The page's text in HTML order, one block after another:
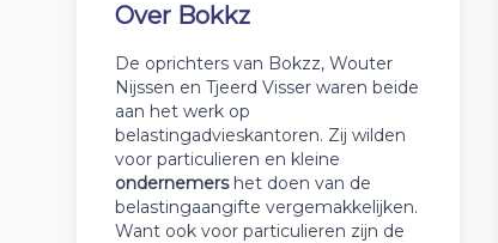
Over Bokkz
De oprichters van Bokzz, Wouter
Nijssen en Tjeerd Visser waren beide
aan het werk op
belastingadvieskantoren. Zij wilden
voor particulieren en kleine
ondernemershet doen van de
belastingaangifte vergemakkelijken.
Want ook voor particulieren zijn de